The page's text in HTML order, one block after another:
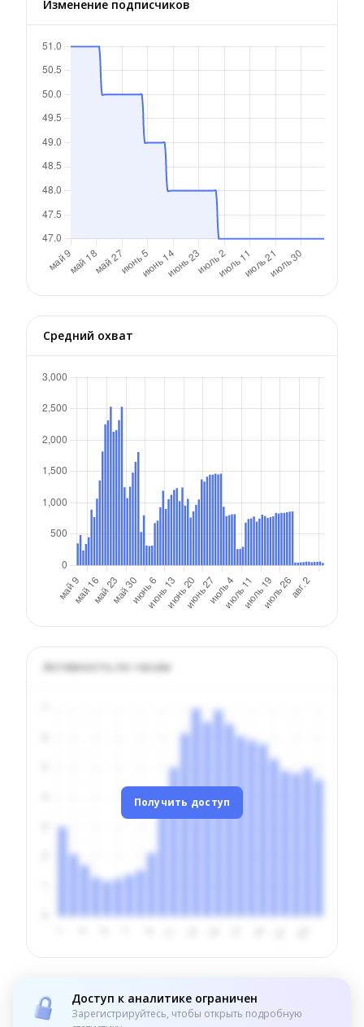
Изменение подписчиков
Средний охват
Активность по часам
Получить доступ
Доступ к аналитике ограничен
Зарегистрируйтесь, чтобы открыть подробную